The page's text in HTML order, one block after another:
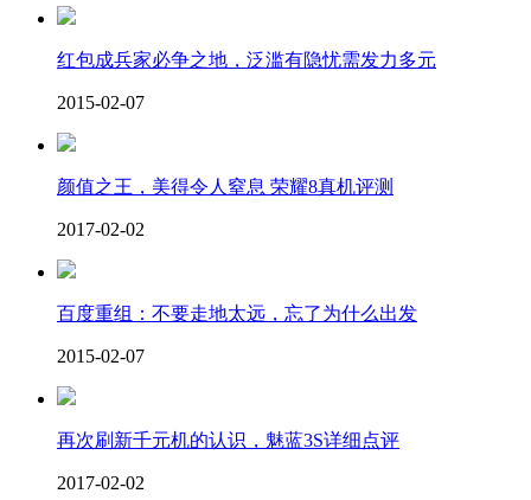
红包成兵家必争之地，泛滥有隐忧需发力多元
2015-02-07
颜值之王，美得令人窒息 荣耀8真机评测
2017-02-02
百度重组：不要走地太远，忘了为什么出发
2015-02-07
再次刷新千元机的认识，魅蓝3S详细点评
2017-02-02